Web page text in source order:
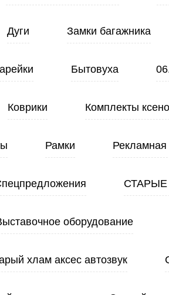
Дуги Замки багажника
Бытовуха
Коврики Комплекты
Рамки Рекламная
оборудование
хлам аксес автозвук